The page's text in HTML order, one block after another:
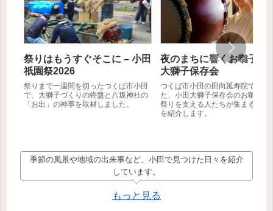
祭りはもうすぐそこに – 小田
祇園祭2026
祭りまで一週間を切ったつくば市小田
で、大獅子づくりの終盤と八坂神社の
「お出」の神事を取材しました。
夜のまちに響くお囃子 –
大獅子保存会
つくば市小田の田向延寿院で行わ
た、小田大獅子保存会のお囃子練
祭りを支える人たちが集まる夏の
を紹介します。
季節の風景や地域の出来事など、小田で見つけた日々を紹介
しています。
もっと見る